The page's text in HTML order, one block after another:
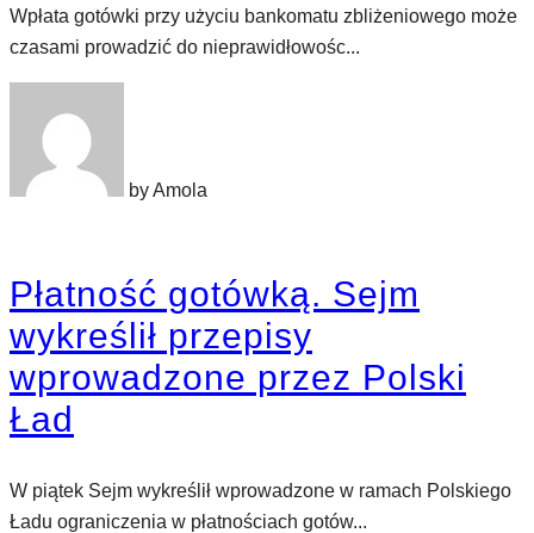
Wpłata gotówki przy użyciu bankomatu zbliżeniowego może
czasami prowadzić do nieprawidłowośc...
by Amola
Płatność gotówką. Sejm
wykreślił przepisy
wprowadzone przez Polski
Ład
W piątek Sejm wykreślił wprowadzone w ramach Polskiego
Ładu ograniczenia w płatnościach gotów...